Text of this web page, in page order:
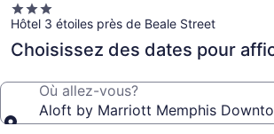
Hébergement
3.0 étoiles
Hôtel 3 étoiles près de Beale Street
Choisissez des dates pour
Où allez-vous?
Aloft by Marriott Memphis